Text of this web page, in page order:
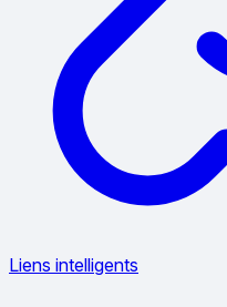
Liens intelligents